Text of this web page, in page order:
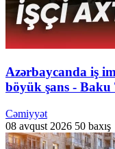
Azərbaycanda iş
böyük şans -
Cəmiyyət
08 avqust 2026 50 baxış